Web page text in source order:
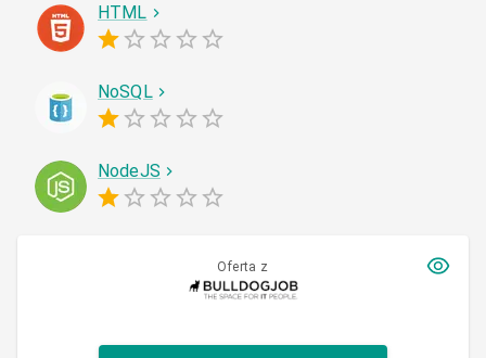
HTML
NoSQL
NodeJS
Oferta z